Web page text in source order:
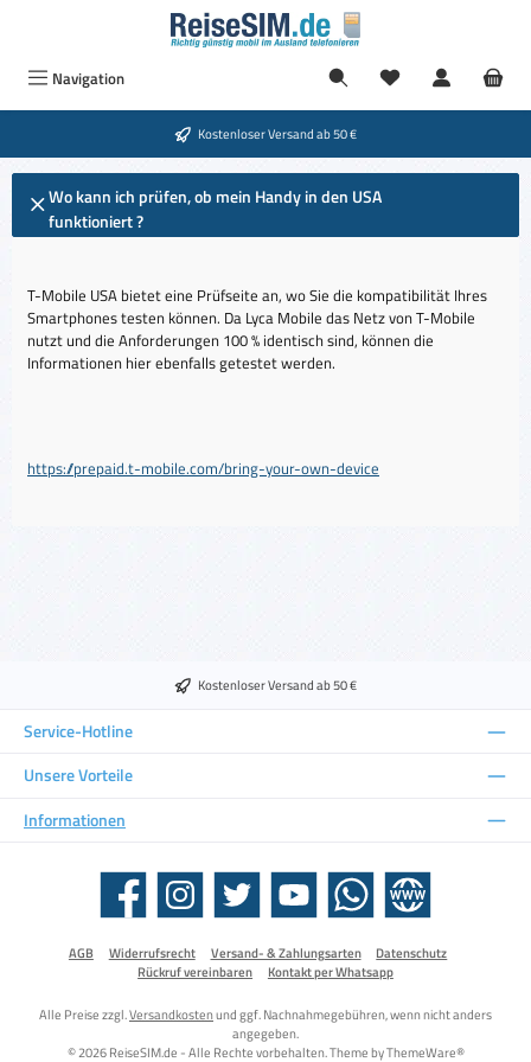
Zum Hauptinhalt springen
Navigation
Kostenloser Versand ab 50 €
Wo kann ich prüfen, ob mein Handy in den USA
funktioniert ?
T-Mobile USA bietet eine Prüfseite an, wo Sie die kompatibilität Ihres
Smartphones testen können. Da Lyca Mobile das Netz von T-Mobile
nutzt und die Anforderungen 100 % identisch sind, können die
Informationen hier ebenfalls getestet werden.
https://prepaid.t-mobile.com/bring-your-own-device
Kostenloser Versand ab 50 €
Service-Hotline
Unsere Vorteile
Informationen
Facebook Instagram Twitter YouTube WhatsApp Website
AGB Widerrufsrecht Versand- & Zahlungsarten
Datenschutz
Rückruf vereinbaren
Kontakt per Whatsapp
Alle Preise zzgl.Versandkostenund ggf. Nachnahmegebühren, wenn nicht anders
angegeben.
© 2026 ReiseSIM.de - Alle Rechte vorbehalten. Theme byThemeWare®